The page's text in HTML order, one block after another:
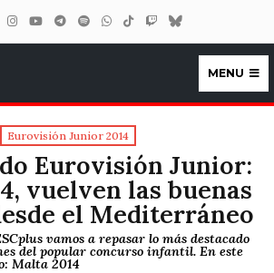
España
MENU
Eurovisión Junior 2014
Eurovisión Junior:
vuelven las buenas
el Mediterráneo
vamos a repasar lo más destacado
del popular concurso infantil. En este
Malta 2014